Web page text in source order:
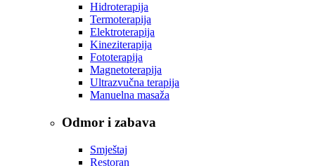
Hidroterapija
Termoterapija
Elektroterapija
Kineziterapija
Fototerapija
Magnetoterapija
Ultrazvučna terapija
Manuelna masaža
Odmor i zabava
Smještaj
Restoran